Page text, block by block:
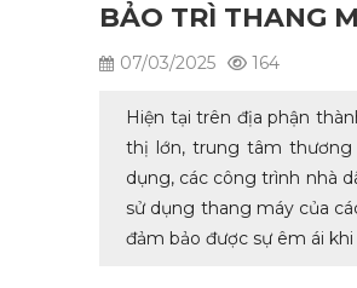
BẢO TRÌ THANG
07/03/2025 164
Hiện tại trên địa phận
thị lớn, trung tâm thương
dụng, các công trình nhà
sử dụng thang máy của
đảm bảo được sự êm ái